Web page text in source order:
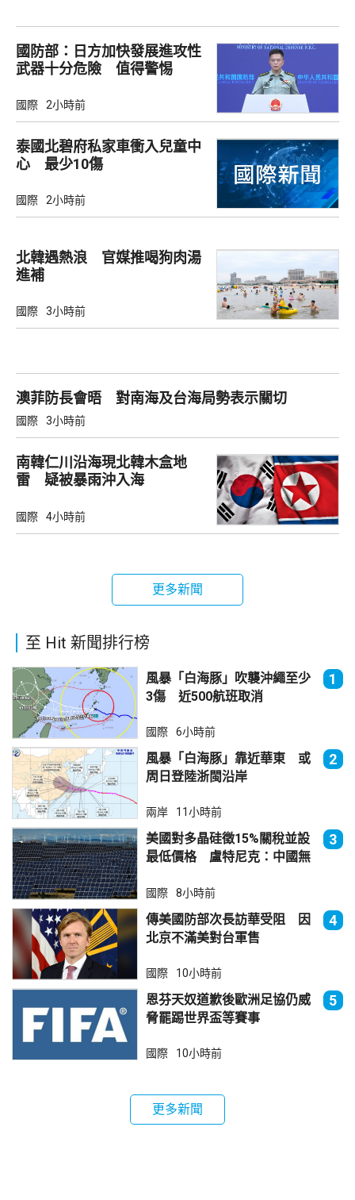
國防部：日方加快發展進攻性
武器十分危險 值得警惕
國際 2小時前
泰國北碧府私家車衝入兒童中
心 最少10傷
國際 2小時前
北韓遇熱浪 官媒推喝狗肉湯
進補
國際 3小時前
澳菲防長會晤 對南海及台海局勢表示關切
國際 3小時前
南韓仁川沿海現北韓木盒地
雷 疑被暴雨沖入海
國際 4小時前
更多新聞
至 Hit 新聞排行榜
風暴「白海豚」吹襲沖繩至少
3傷 近500航班取消
1
國際 6小時前
風暴「白海豚」靠近華東 或
周日登陸浙閩沿岸
2
兩岸 11小時前
美國對多晶硅徵15%關稅並設
最低價格 盧特尼克：中國無
3
國際 8小時前
傳美國防部次長訪華受阻 因
北京不滿美對台軍售
4
國際 10小時前
恩芬天奴道歉後歐洲足協仍威
脅罷踢世界盃等賽事
5
國際 10小時前
更多新聞